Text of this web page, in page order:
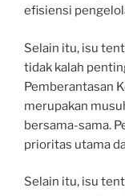
efisiensi
Selain itu, isu
tidak kalah
Pemberantasan
merupakan
bersama-sama.
prioritas utama
Selain itu, isu